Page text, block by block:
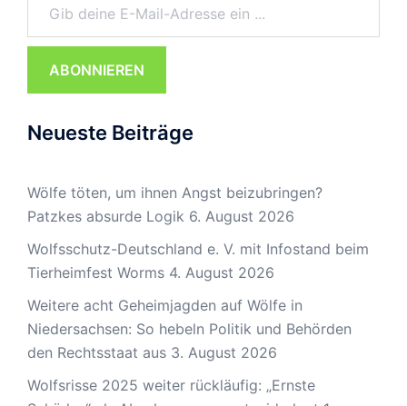
ABONNIEREN
Neueste Beiträge
Wölfe töten, um ihnen Angst beizubringen?
Patzkes absurde Logik 6. August 2026
Wolfsschutz-Deutschland e. V. mit Infostand beim
Tierheimfest Worms 4. August 2026
Weitere acht Geheimjagden auf Wölfe in
Niedersachsen: So hebeln Politik und Behörden
den Rechtsstaat aus 3. August 2026
Wolfsrisse 2025 weiter rückläufig: „Ernste